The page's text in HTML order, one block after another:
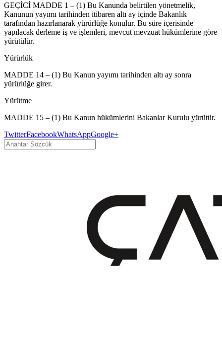
GEÇİCİ MADDE 1 – (1) Bu Kanunda belirtilen yönetmelik,
Kanunun yayımı tarihinden itibaren altı ay içinde Bakanlık
tarafından hazırlanarak yürürlüğe konulur. Bu süre içerisinde
yapılacak derleme iş ve işlemleri, mevcut mevzuat hükümlerine göre
yürütülür.
Yürürlük
MADDE 14 – (1) Bu Kanun yayımı tarihinden altı ay sonra
yürürlüğe girer.
Yürütme
MADDE 15 – (1) Bu Kanun hükümlerini Bakanlar Kurulu yürütür.
TwitterFacebookWhatsAppGoogle+